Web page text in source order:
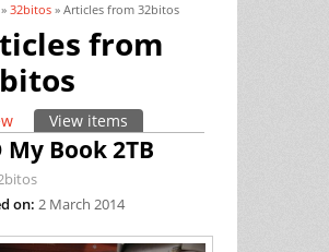
here
» 32bitos » Articles from 32bitos
from
tabs
View items
My Book 2TB
on: 2 March 2014